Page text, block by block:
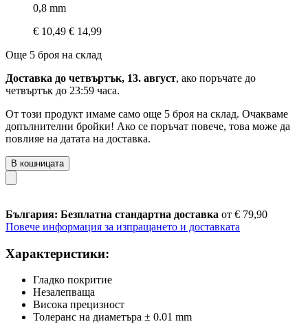
0,8 mm
€ 10,49 € 14,99
Още 5 броя на склад
Доставка до четвъртък, 13. август, ако поръчате до
четвъртък до 23:59 часа.
От този продукт имаме само още 5 броя на склад. Очакваме
допълнителни бройки! Ако се поръчат повече, това може да
повлияе на датата на доставка.
В кошницата
България: Безплатна стандартна доставка от € 79,90
Повече информация за изпращането и доставката
Характеристики:
Гладко покритие
Незалепваща
Висока прецизност
Толеранс на диаметъра ± 0.01 mm